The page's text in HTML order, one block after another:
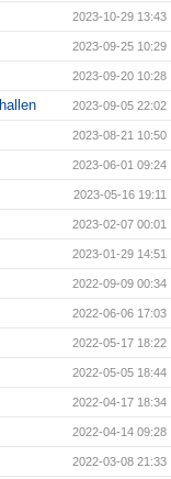
2023-10-29 13:43
2023-09-25 10:29
2023-09-20 10:28
2023-09-05 22:02
2023-08-21 10:50
2023-06-01 09:24
2023-05-16 19:11
2023-02-07 00:01
2023-01-29 14:51
2022-09-09 00:34
2022-06-06 17:03
2022-05-17 18:22
2022-05-05 18:44
2022-04-17 18:34
2022-04-14 09:28
2022-03-08 21:33